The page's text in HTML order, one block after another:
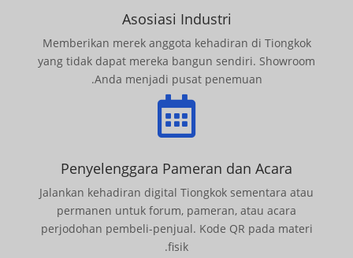
Asosiasi Industri
Memberikan merek anggota kehadiran di Tiongkok
yang tidak dapat mereka bangun sendiri. Showroom
Anda menjadi pusat penemuan.

Penyelenggara Pameran dan Acara
Jalankan kehadiran digital Tiongkok sementara atau
permanen untuk forum, pameran, atau acara
perjodohan pembeli-penjual. Kode QR pada materi
fisik.